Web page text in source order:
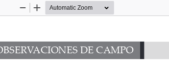
Zoom
Zoom
DE CAMPO